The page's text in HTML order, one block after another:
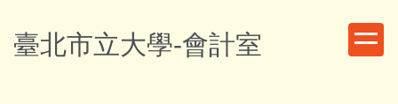
到
主
臺北市立大學-會計室